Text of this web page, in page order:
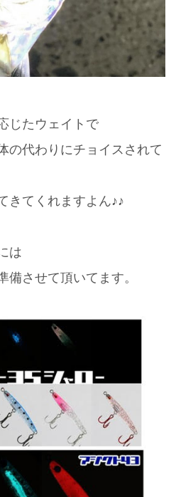
じたウェイトで
の代わりにチョイスされて
きてくれますよん♪♪
は
備させて頂いてます。